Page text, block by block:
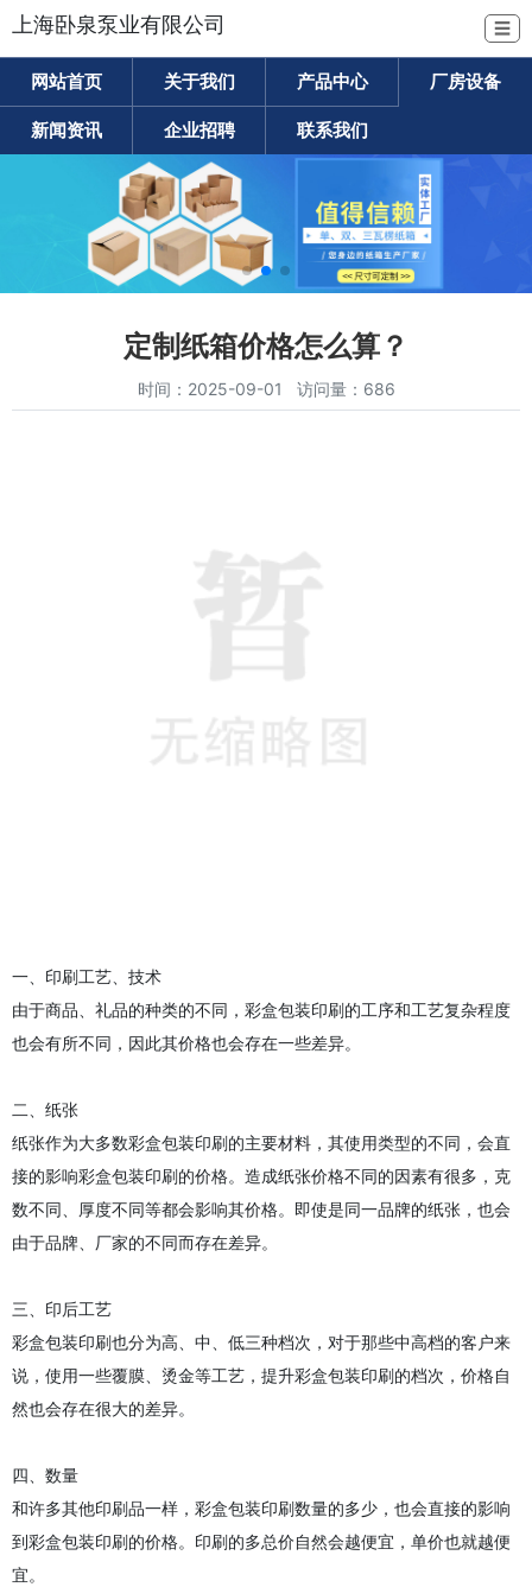
上海卧泉泵业有限公司 ☰
网站首页 关于我们 产品中心 厂房设备
新闻资讯 企业招聘 联系我们
定制纸箱价格怎么算？
时间：2025-09-01 访问量：686
一、印刷工艺、技术
由于商品、礼品的种类的不同，彩盒包装印刷的工序和工艺复杂程度
也会有所不同，因此其价格也会存在一些差异。
二、纸张
纸张作为大多数彩盒包装印刷的主要材料，其使用类型的不同，会直
接的影响彩盒包装印刷的价格。造成纸张价格不同的因素有很多，克
数不同、厚度不同等都会影响其价格。即使是同一品牌的纸张，也会
由于品牌、厂家的不同而存在差异。
三、印后工艺
彩盒包装印刷也分为高、中、低三种档次，对于那些中高档的客户来
说，使用一些覆膜、烫金等工艺，提升彩盒包装印刷的档次，价格自
然也会存在很大的差异。
四、数量
和许多其他印刷品一样，彩盒包装印刷数量的多少，也会直接的影响
到彩盒包装印刷的价格。印刷的多总价自然会越便宜，单价也就越便
宜。